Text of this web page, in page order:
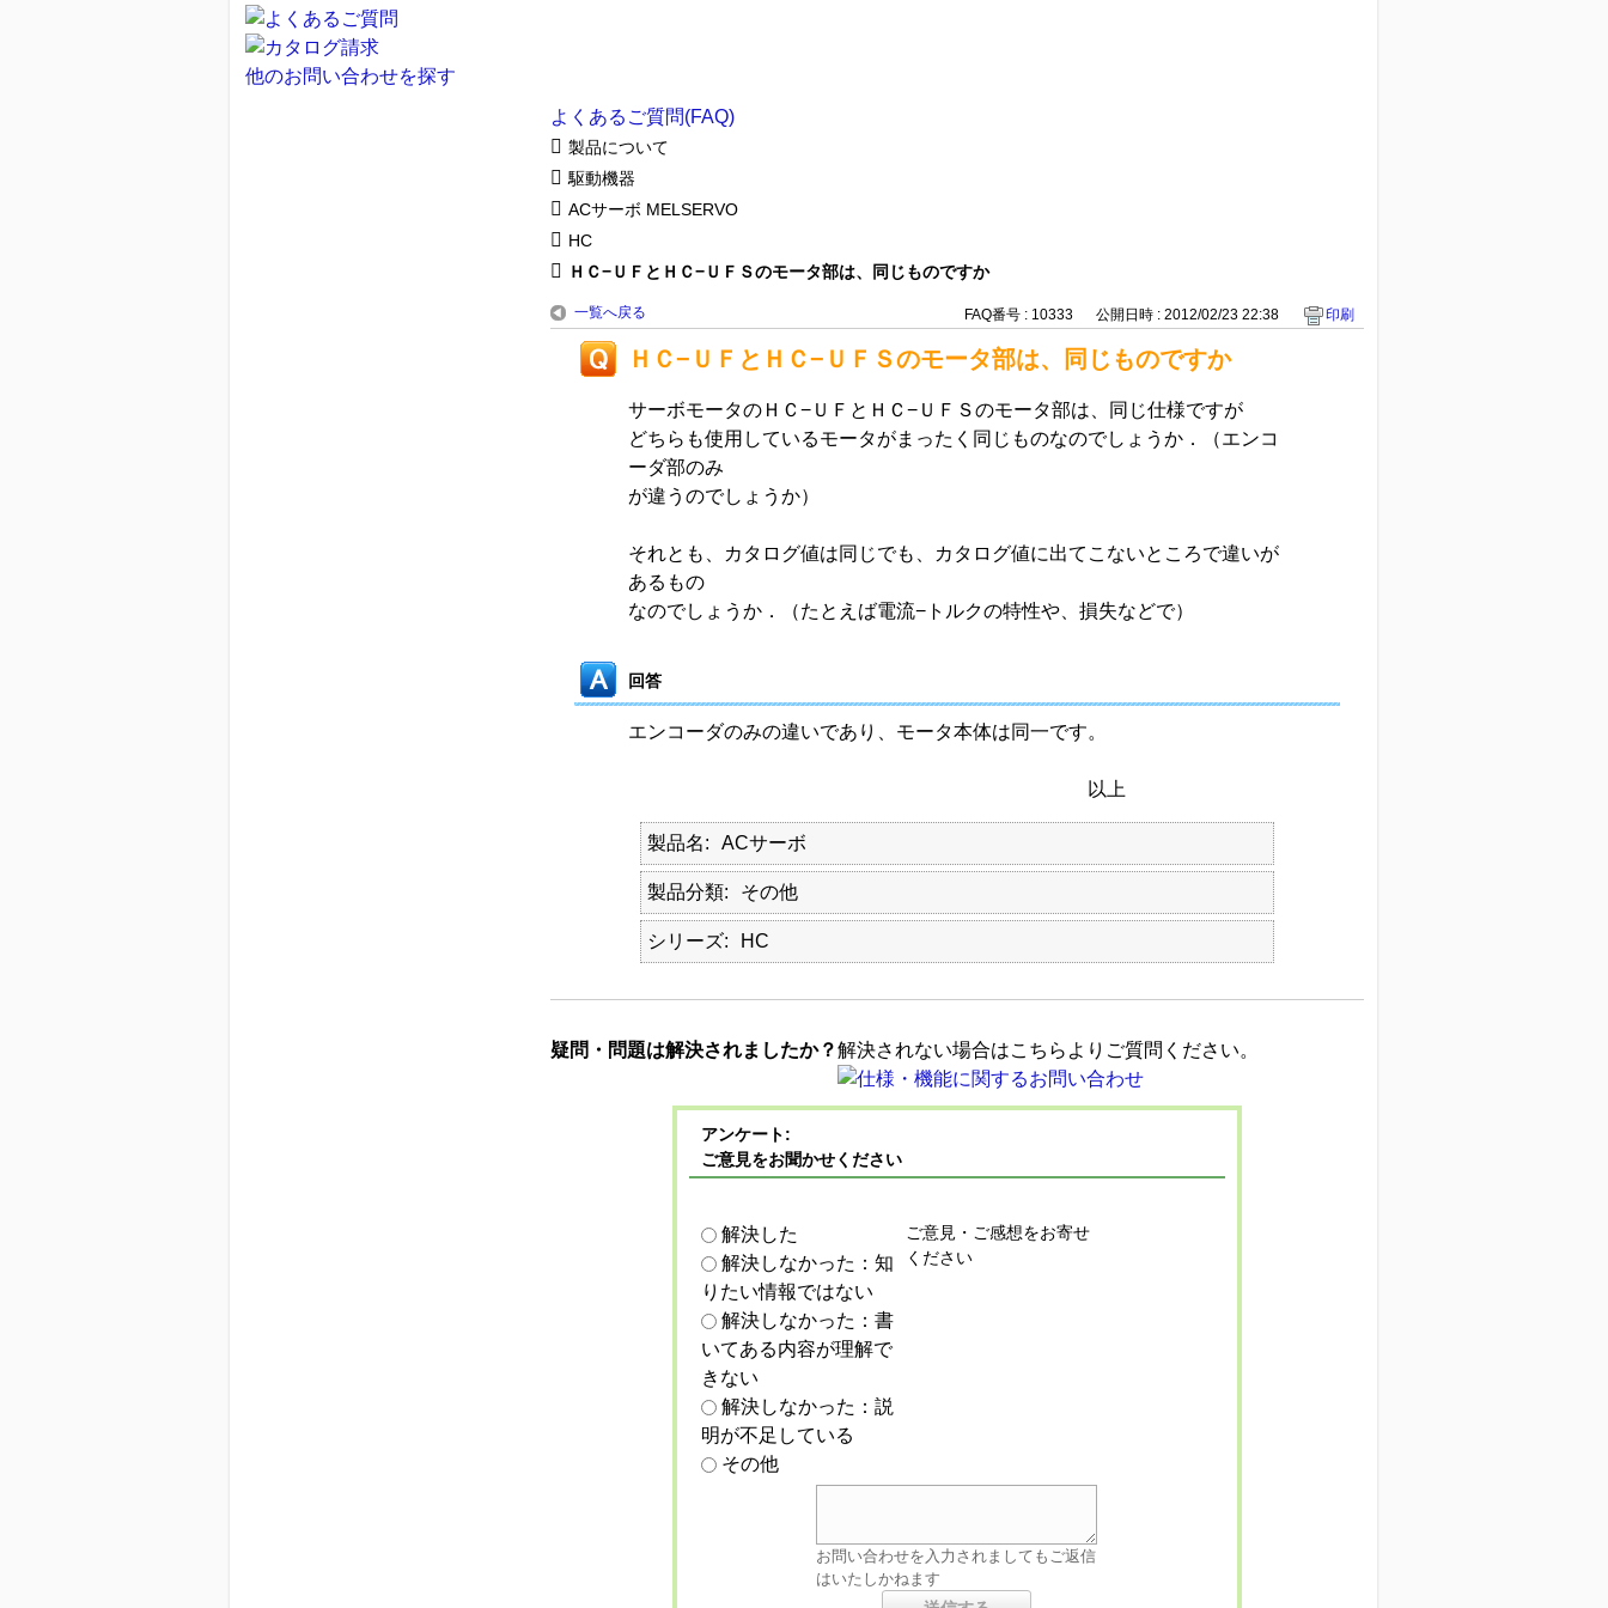
他のお問い合わせを探す
よくあるご質問(FAQ)
製品について
駆動機器
ACサーボ MELSERVO
HC
ＨＣ−ＵＦとＨＣ−ＵＦＳのモータ部は、同じものですか
一覧へ戻る FAQ番号 : 10333 公開日時 : 2012/02/23 22:38 印刷
ＨＣ−ＵＦとＨＣ−ＵＦＳのモータ部は、同じものですか
サーボモータのＨＣ−ＵＦとＨＣ−ＵＦＳのモータ部は、同じ仕様ですが
どちらも使用しているモータがまったく同じものなのでしょうか．（エンコ
ーダ部のみ
が違うのでしょうか）
それとも、カタログ値は同じでも、カタログ値に出てこないところで違いが
あるもの
なのでしょうか．（たとえば電流−トルクの特性や、損失などで）
回答
エンコーダのみの違いであり、モータ本体は同一です。
以上
製品名 ACサーボ
製品分類 その他
シリーズ HC
疑問・問題は解決されましたか？解決されない場合はこちらよりご質問ください。
アンケート:
ご意見をお聞かせください
解決した
解決しなかった：知
りたい情報ではない
解決しなかった：書
いてある内容が理解で
きない
解決しなかった：説
明が不足している
その他
ご意見・ご感想をお寄せ
ください
お問い合わせを入力されましてもご返信
はいたしかねます